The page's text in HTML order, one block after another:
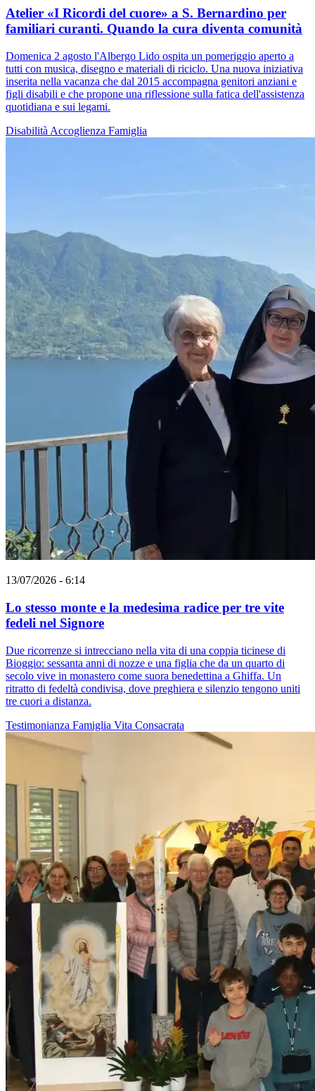
Atelier «I Ricordi del cuore» a S. Bernardino per
familiari curanti. Quando la cura diventa comunità
Domenica 2 agosto l'Albergo Lido ospita un pomeriggio aperto a
tutti con musica, disegno e materiali di riciclo. Una nuova iniziativa
inserita nella vacanza che dal 2015 accompagna genitori anziani e
figli disabili e che propone una riflessione sulla fatica dell'assistenza
quotidiana e sui legami.
Disabilità Accoglienza Famiglia
13/07/2026 - 6:14
Lo stesso monte e la medesima radice per tre vite
fedeli nel Signore
Due ricorrenze si intrecciano nella vita di una coppia ticinese di
Bioggio: sessanta anni di nozze e una figlia che da un quarto di
secolo vive in monastero come suora benedettina a Ghiffa. Un
ritratto di fedeltà condivisa, dove preghiera e silenzio tengono uniti
tre cuori a distanza.
Testimonianza Famiglia Vita Consacrata